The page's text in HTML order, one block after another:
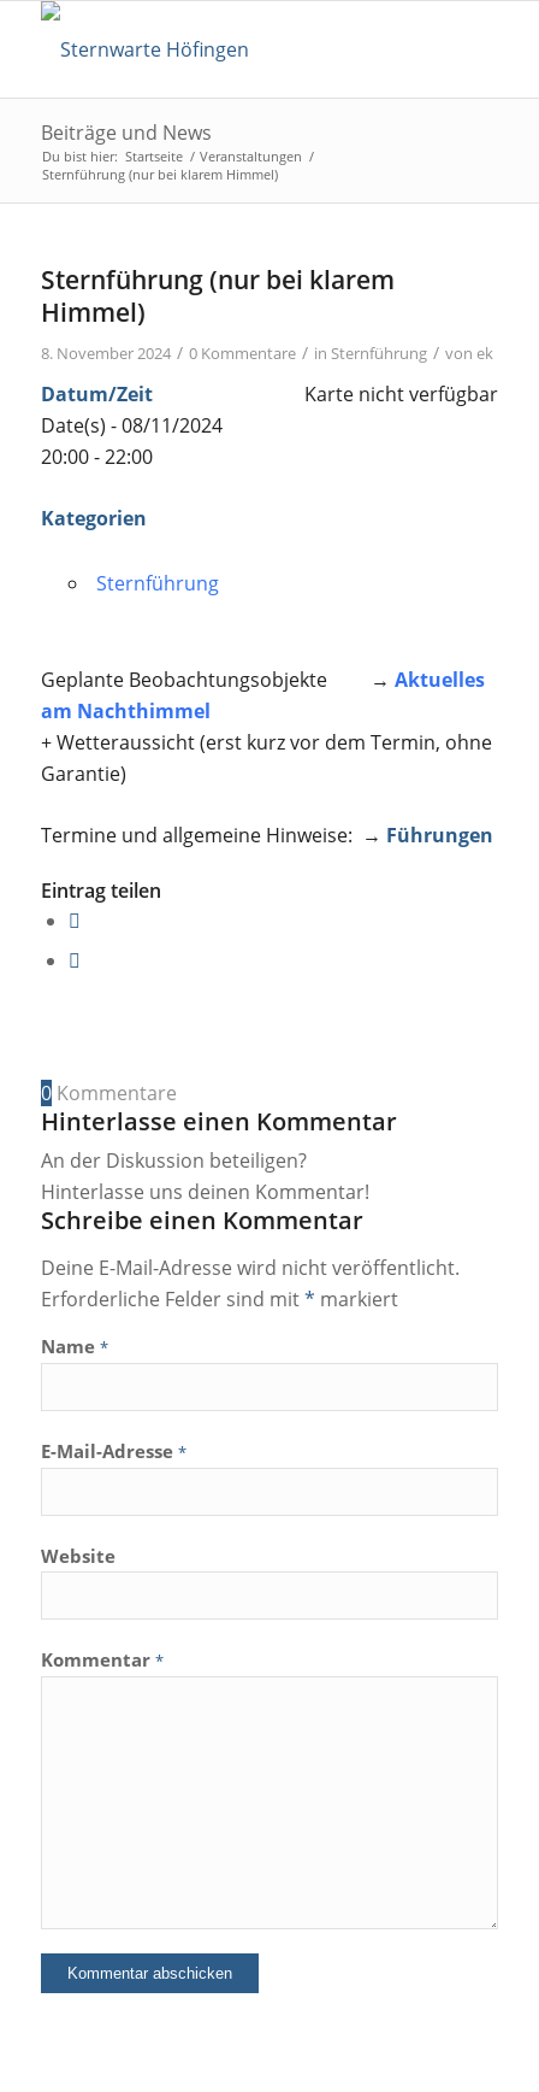
Beiträge und News
Du bist hier: Startseite / Veranstaltungen /
Sternführung (nur bei klarem Himmel)
Sternführung (nur bei klarem
Himmel)
8. November 2024 / 0 Kommentare / in Sternführung / von ek
Karte nicht verfügbar
Datum/Zeit
Date(s) - 08/11/2024
20:00 - 22:00
Kategorien
Sternführung
Geplante Beobachtungsobjekte → Aktuelles
am Nachthimmel
+ Wetteraussicht (erst kurz vor dem Termin, ohne
Garantie)
Termine und allgemeine Hinweise: → Führungen
Eintrag teilen
0 Kommentare
Hinterlasse einen Kommentar
An der Diskussion beteiligen?
Hinterlasse uns deinen Kommentar!
Schreibe einen Kommentar
Deine E-Mail-Adresse wird nicht veröffentlicht.
Erforderliche Felder sind mit* markiert
Name *
E-Mail-Adresse *
Website
Kommentar *